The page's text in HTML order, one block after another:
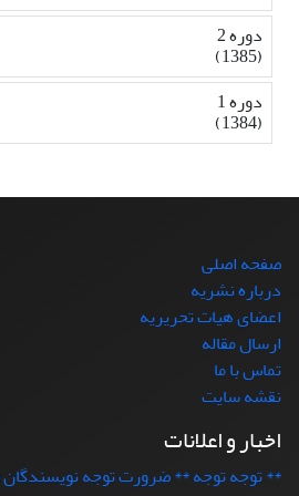
دوره 2
(1385)
دوره 1
(1384)
صفحه اصلی
درباره نشریه
اعضای هیات تحریریه
ارسال مقاله
تماس با ما
نقشه سایت
اخبار و اعلانات
** توجه توجه ** ضرورت توجه